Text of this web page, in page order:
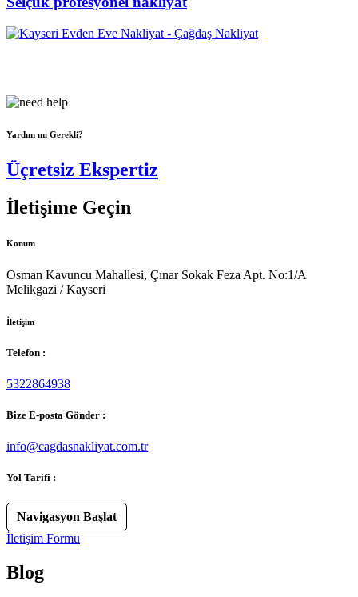
Yardım mı Gerekli?
Üçretsiz Ekspertiz
İletişime Geçin
Konum
Osman Kavuncu Mahallesi, Çınar Sokak Feza Apt. No:1/A
Melikgazi / Kayseri
İletişim
Telefon :
5322864938
Bize E-posta Gönder :
info@cagdasnakliyat.com.tr
Yol Tarifi :
Navigasyon Başlat
İletişim Formu
Blog